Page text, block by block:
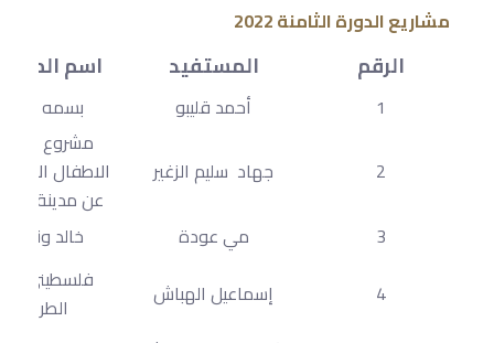
مشاريع الدورة الثامنة 2022
الرقم المستفيد اسم
1 أحمد قليبو
بسمه طفل
2
جهاد سليم الزغير
مشروع
الاطفال
عن مدينة
3
مي عودة
خالد ونعمة
4
إسماعيل الهباش
فلسطيني
الطريق